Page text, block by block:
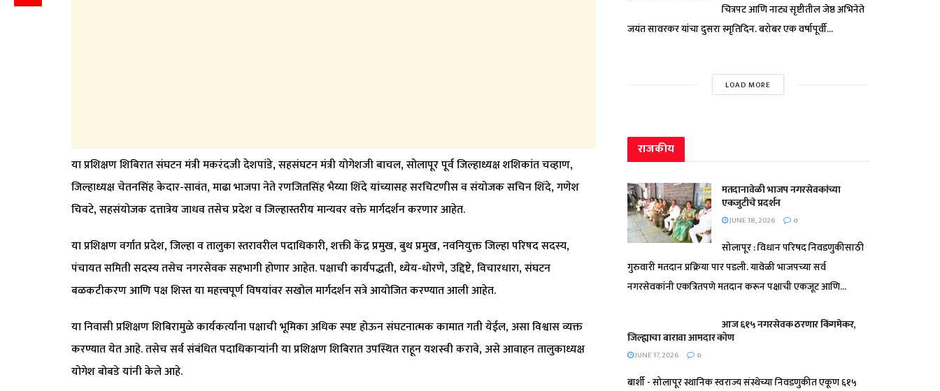
या प्रशिक्षण शिबिरात संघटन मंत्री मकरंदजी देशपांडे, सहसंघटन मंत्री योगेशजी बाचल, सोलापूर पूर्व जिल्हाध्यक्ष शशिकांत चव्हाण,
जिल्हाध्यक्ष चेतनसिंह केदार-सावंत, माढा भाजपा नेते रणजितसिंह भैय्या शिंदे यांच्यासह सरचिटणीस व संयोजक सचिन शिंदे, गणेश
चिवटे, सहसंयोजक दत्तात्रेय जाधव तसेच प्रदेश व जिल्हास्तरीय मान्यवर वक्ते मार्गदर्शन करणार आहेत.
या प्रशिक्षण वर्गात प्रदेश, जिल्हा व तालुका स्तरावरील पदाधिकारी, शक्ती केंद्र प्रमुख, बुथ प्रमुख, नवनियुक्त जिल्हा परिषद सदस्य,
पंचायत समिती सदस्य तसेच नगरसेवक सहभागी होणार आहेत. पक्षाची कार्यपद्धती, ध्येय-धोरणे, उद्दिष्टे, विचारधारा, संघटन
बळकटीकरण आणि पक्ष शिस्त या महत्त्वपूर्ण विषयांवर सखोल मार्गदर्शन सत्रे आयोजित करण्यात आली आहेत.
या निवासी प्रशिक्षण शिबिरामुळे कार्यकर्त्यांना पक्षाची भूमिका अधिक स्पष्ट होऊन संघटनात्मक कामात गती येईल, असा विश्वास व्यक्त
करण्यात येत आहे. तसेच सर्व संबंधित पदाधिकाऱ्यांनी या प्रशिक्षण शिबिरात उपस्थित राहून यशस्वी करावे, असे आवाहन तालुकाध्यक्ष
योगेश बोबडे यांनी केले आहे.
चित्रपट आणि नाट्य सृष्टीतील जेष्ठ अभिनेते
जयंत सावरकर यांचा दुसरा स्मृतिदिन. बरोबर एक वर्षापूर्वी...
LOAD MORE
राजकीय
मतदानावेळी भाजप नगरसेवकांच्या
एकजुटीचे प्रदर्शन
JUNE 18, 2026 0
सोलापूर : विधान परिषद निवडणुकीसाठी
गुरुवारी मतदान प्रक्रिया पार पडली. यावेळी भाजपच्या सर्व
नगरसेवकांनी एकत्रितपणे मतदान करून पक्षाची एकजूट आणि...
आज ६१५ नगरसेवक ठरणार किंगमेकर,
जिल्ह्याचा बारावा आमदार कोण
JUNE 17, 2026 0
बार्शी - सोलापूर स्थानिक स्वराज्य संस्थेच्या निवडणुकीत एकूण ६१५